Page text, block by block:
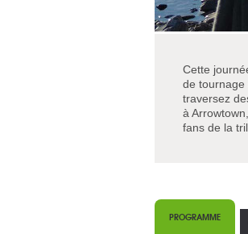
Cette
de tournage
traversez
à
fans de la
PROGRAMME